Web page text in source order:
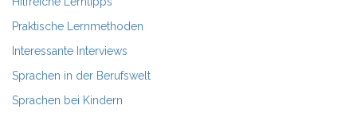
Praktische Lernmethoden
Interessante Interviews
Sprachen in der Berufswelt
Sprachen bei Kindern